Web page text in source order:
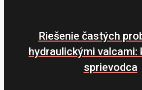
Riešenie častých
hydraulickými valcami:
sprievodca